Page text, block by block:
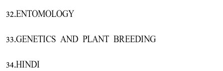
32.ENTOMOLOGY
33.GENETICS AND PLANT BREEDING
34.HINDI